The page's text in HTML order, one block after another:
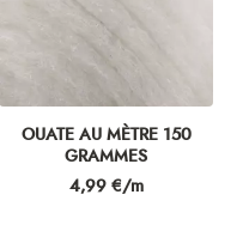
OUATE AU MÈTRE 150
GRAMMES
Prix
4,99 €/m